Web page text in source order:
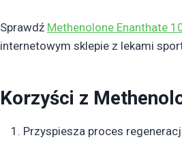
Sprawdź Methenolone Enanthate
internetowym sklepie z lekami
Korzyści z
Przyspiesza proces